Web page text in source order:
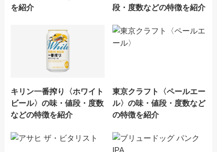
を紹介
段・度数などの特徴を紹介
キリン一番搾り〈ホワイト
ビール〉の味・値段・度数
などの特徴を紹介
東京クラフト〈ペールエー
ル〉の味・値段・度数など
の特徴を紹介